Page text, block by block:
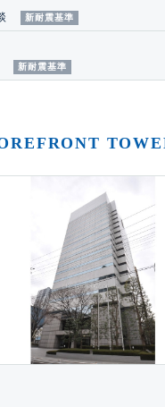
新耐震基準
新耐震基準